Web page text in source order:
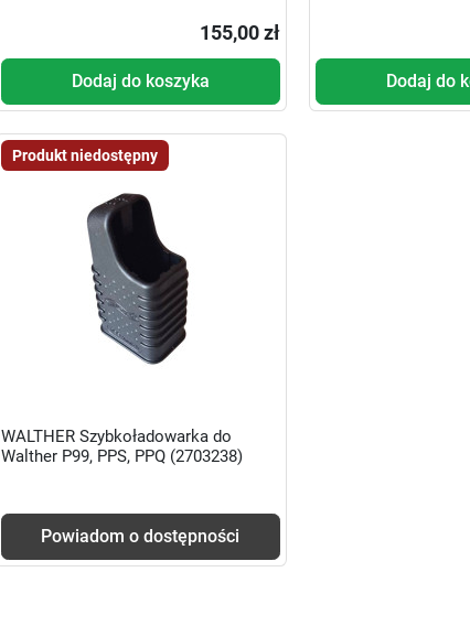
155,00 zł
Dodaj do koszyka Dodaj do
Produkt niedostępny
WALTHER Szybkoładowarka do
Walther P99, PPS, PPQ (2703238)
Powiadom o dostępności